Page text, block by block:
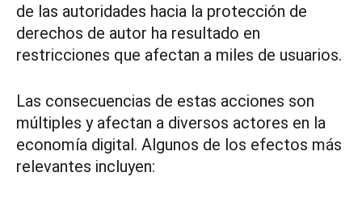
de las autoridades hacia la protección de
derechos de autor ha resultado en
restricciones que afectan a miles de usuarios.
Las consecuencias de estas acciones son
múltiples y afectan a diversos actores en la
economía digital. Algunos de los efectos más
relevantes incluyen: